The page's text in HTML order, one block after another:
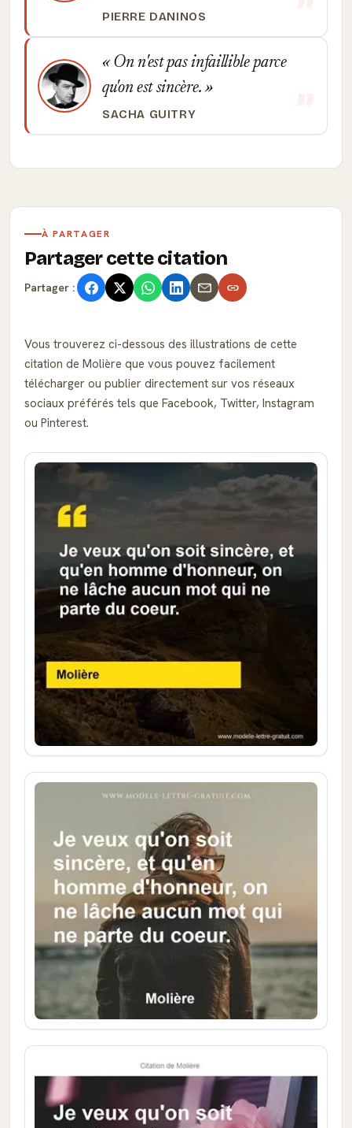
PIERRE DANINOS
On n'est pas infaillible parce
qu'on est sincère.
SACHA GUITRY
À PARTAGER
Partager cette citation
Partager :
Vous trouverez ci-dessous des illustrations de cette
citation de Molière que vous pouvez facilement
télécharger ou publier directement sur vos réseaux
sociaux préférés tels que Facebook, Twitter, Instagram
ou Pinterest.